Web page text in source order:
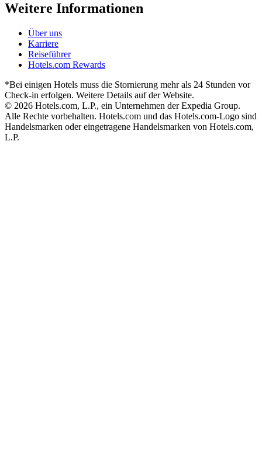
Weitere Informationen
Über uns
Karriere
Reiseführer
Hotels.com Rewards
*Bei einigen Hotels muss die Stornierung mehr als 24 Stunden vor
Check-in erfolgen. Weitere Details auf der Website.
© 2026 Hotels.com, L.P., ein Unternehmen der Expedia Group.
Alle Rechte vorbehalten. Hotels.com und das Hotels.com-Logo sind
Handelsmarken oder eingetragene Handelsmarken von Hotels.com,
L.P.